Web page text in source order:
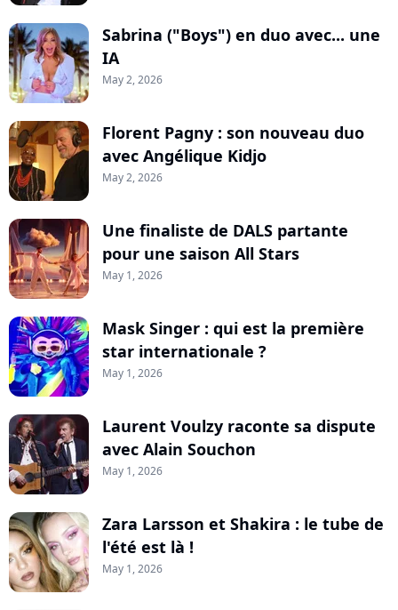
Sabrina ("Boys") en duo avec... une
IA
May 2, 2026
Florent Pagny : son nouveau duo
avec Angélique Kidjo
May 2, 2026
Une finaliste de DALS partante
pour une saison All Stars
May 1, 2026
Mask Singer : qui est la première
star internationale ?
May 1, 2026
Laurent Voulzy raconte sa dispute
avec Alain Souchon
May 1, 2026
Zara Larsson et Shakira : le tube de
l'été est là !
May 1, 2026